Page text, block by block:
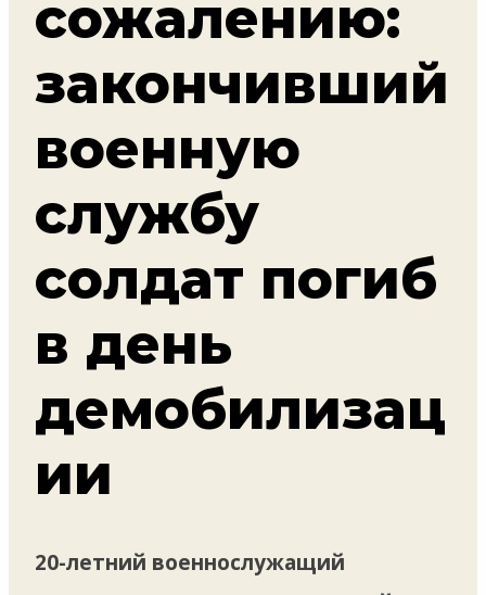
сожалению:
закончивший
военную
службу
солдат погиб
в день
демобилизац
ии
20-летний военнослужащий